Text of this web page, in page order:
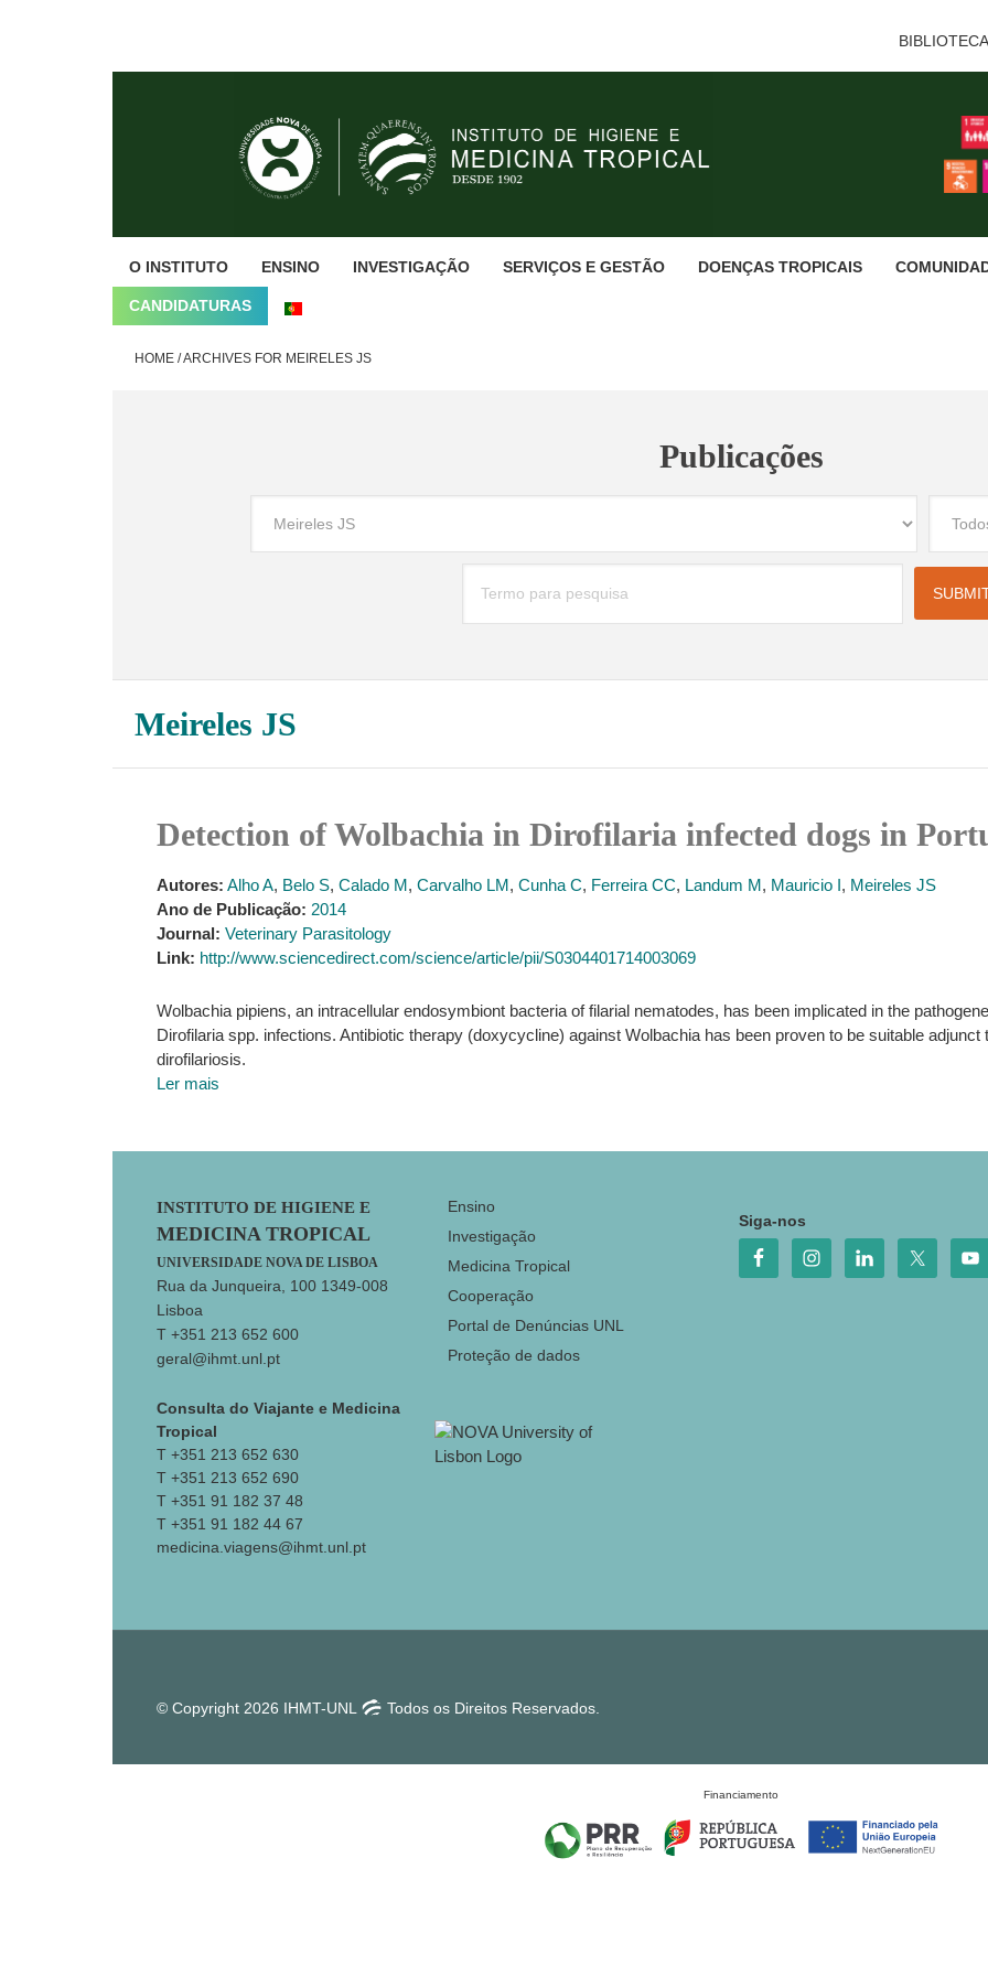
BIBLIOTECA
O INSTITUTO ENSINO INVESTIGAÇÃO SERVIÇOS E GESTÃO DOENÇAS TROPICAIS
CANDIDATURAS
HOME /ARCHIVES FOR MEIRELES JS
Publicações
Meireles JS
Detection of Wolbachia in Dirofilaria infected dogs in
Autores: Alho A, Belo S, Calado M, Carvalho LM, Cunha C, Ferreira CC, Landum M, Mauricio I, Meireles JS
Ano de Publicação: 2014
Journal: Veterinary Parasitology
Link: http://www.sciencedirect.com/science/article/pii/S0304401714003069
Wolbachia pipiens, an intracellular endosymbiont bacteria of filarial nematodes, has been implicated in the
Dirofilaria spp. infections. Antibiotic therapy (doxycycline) against Wolbachia has been proven to be suitable
dirofilariosis.
Ler mais
Footer
INSTITUTO DE HIGIENE E
MEDICINA TROPICAL
UNIVERSIDADE NOVA DE LISBOA
Rua da Junqueira, 100 1349-008
Lisboa
T +351 213 652 600
geral@ihmt.unl.pt
Consulta do Viajante e Medicina
Tropical
T +351 213 652 630
T +351 213 652 690
T +351 91 182 37 48
T +351 91 182 44 67
medicina.viagens@ihmt.unl.pt
Ensino
Investigação
Medicina Tropical
Cooperação
Portal de Denúncias UNL
Proteção de dados
Siga-nos
© Copyright 2026 IHMT-UNL Todos os Direitos Reservados.
Financiamento